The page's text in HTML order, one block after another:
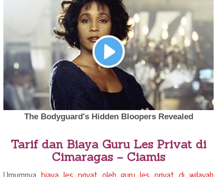
Tarif dan Biaya Guru Les Privat di
Cimaragas – Ciamis